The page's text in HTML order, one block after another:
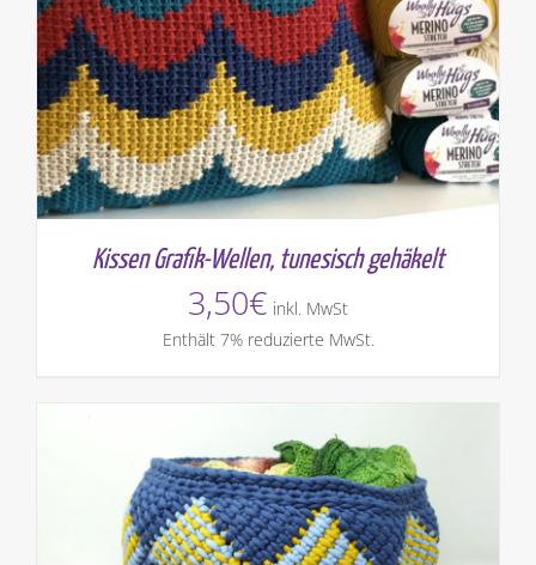
Kissen Grafik-Wellen, tunesisch gehäkelt
3,50€ inkl. MwSt
Enthält 7% reduzierte MwSt.